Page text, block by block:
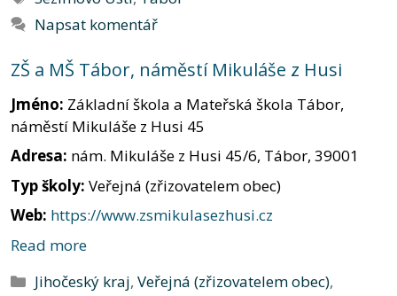
Napsat komentář
ZŠ a MŠ Tábor, náměstí Mikuláše z Husi
Jméno: Základní škola a Mateřská škola Tábor,
náměstí Mikuláše z Husi 45
Adresa: nám. Mikuláše z Husi 45/6, Tábor, 39001
Typ školy: Veřejná (zřizovatelem obec)
Web: https://www.zsmikulasezhusi.cz
Read more
Rubriky
Jihočeský kraj,Veřejná (zřizovatelem obec),